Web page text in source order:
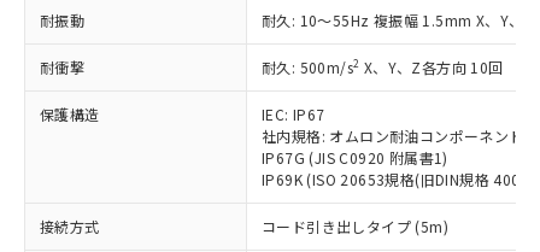
耐振動 耐久: 10～55Hz 複振幅 1.5mm X、Y、Z
耐衝撃 耐久: 500m/s2 X、Y、Z各方向 10回
保護構造
IEC: IP67
社内規格: オムロン耐油コンポーネント
IP67G (JIS C0920 附属書1)
IP69K (ISO 20653規格(旧DIN規格
接続方式 コード引き出しタイプ (5m)
タに基づき作成されるものであり、閲
覧された時点での実際の在庫および標
準価格とは異なる場合があることをご
了承ください。
正式な納期状況および標準価格はお客
様のお取引先、またはお客様担当のオ
ムロン制御機器販売店・当社販売員に
ご相談ください。
オムロン制御機器販売店や当社販売拠
*EU RoHS指令（10物質）：
鉛(Pb) 1000ppm以下、 水銀(Hg) 1000ppm以下、 カド
ミウム(Cd) 100ppm以下、
六価クロム(Cr(Ⅵ)) 1000ppm以下、ポリ臭化ビフェニル
ル) (DEHP)(別名：DOP) 1000ppm以下、フタル酸ブチ
ルベンジル（BBP） 1000ppm以下、フタル酸ジブチル
（DBP） 1000ppm以下、フタル酸ジイソブチル
但し、RoHS指令で産業用監視および制御機器に対する
フタル酸エステル類の４物質については閾値を超える意
図的な使用がないことを確認しています。
*中国RoHS10物質の基準値 (GB/T26572)：
Pb(鉛) :1000ppm、 Hg(水銀) : 1000ppm、 Cd(カドミウ
Cr(Ⅵ)(六価クロム) : 1000ppm、 PBBs(ポリ臭化ビフェ
ニル類) : 1000ppm、 PBDEs(ポリ臭化ジフェニルエーテ
ル類) : 1000ppm、
DBP(フタル酸ジブチル) : 1000ppm、 DIBP(フタル酸ジ
イソブチル) : 1000ppm、 BBP(フタル酸ブチルベンジ
DEHP(フタル酸ビス(2-エチルヘキシル)) : 1000ppm
または国外への提供する場合は、日本
国政府の輸出許可(または役務取引許
可)を取得するなどの必要な手続きを
当社は規制貨物を破棄する場合は、完
全に破砕するなど、違法に輸出されな
いよう必要な手段を講じます。
当社は貴社製品を、核兵器、ミサイ
ル、化学兵器、生物兵器またはその他
武器並びにこれらの製造装置等に一切
一定数以上の在庫あり
一定数には満たないが在庫あり
在庫なし(最新の在庫状況につ